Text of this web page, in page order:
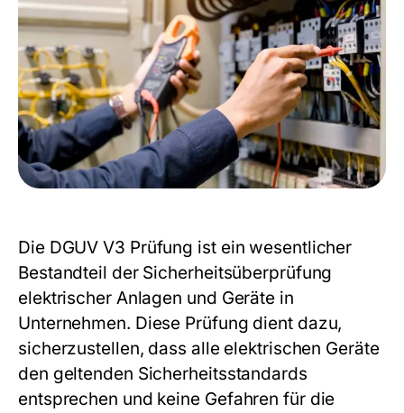
Die DGUV V3 Prüfung ist ein wesentlicher
Bestandteil der Sicherheitsüberprüfung
elektrischer Anlagen und Geräte in
Unternehmen. Diese Prüfung dient dazu,
sicherzustellen, dass alle elektrischen Geräte
den geltenden Sicherheitsstandards
entsprechen und keine Gefahren für die